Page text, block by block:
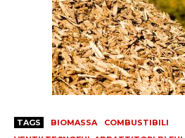
TAGS BIOMASSA
COMBUSTIBILI